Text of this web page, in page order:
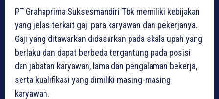
PT Grahaprima Suksesmandiri Tbk memiliki kebijakan
yang jelas terkait gaji para karyawan dan pekerjanya.
Gaji yang ditawarkan didasarkan pada skala upah yang
berlaku dan dapat berbeda tergantung pada posisi
dan jabatan karyawan, lama dan pengalaman bekerja,
serta kualifikasi yang dimiliki masing-masing
karyawan.